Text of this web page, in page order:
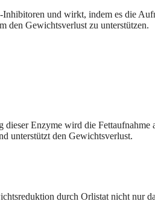
und wirkt, indem es die
den Gewichtsverlust zu unterstützen.
Enzyme wird die Fettaufnahme
unterstützt den Gewichtsverlust.
durch Orlistat nicht nur